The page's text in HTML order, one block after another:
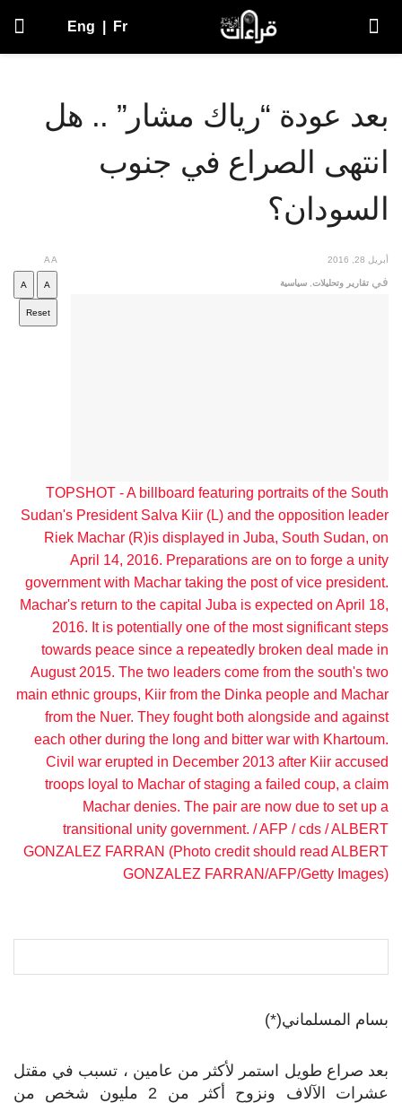
Eng Fr
بعد عودة “رياك مشار” .. هل
انتهى الصراع في جنوب
السودان؟
أبريل 28, 2016
في تقارير وتحليلات سياسية
AA
A
A
Reset
TOPSHOT - A billboard featuring portraits of the South
Sudan's President Salva Kiir (L) and the opposition leader
Riek Machar (R)is displayed in Juba, South Sudan, on
April 14, 2016. Preparations are on to forge a unity
government with Machar taking the post of vice president.
Machar's return to the capital Juba is expected on April 18,
2016. It is potentially one of the most significant steps
towards peace since a repeatedly broken deal made in
August 2015. The two leaders come from the south's two
main ethnic groups, Kiir from the Dinka people and Machar
from the Nuer. They fought both alongside and against
each other during the long and bitter war with Khartoum.
Civil war erupted in December 2013 after Kiir accused
troops loyal to Machar of staging a failed coup, a claim
Machar denies. The pair are now due to set up a
transitional unity government. / AFP / cds / ALBERT
GONZALEZ FARRAN (Photo credit should read ALBERT
GONZALEZ FARRAN/AFP/Getty Images)
بسام المسلماني(*)
بعد صراع طويل استمر لأكثر من عامين ، تسبب في مقتل
عشرات الآلاف ونزوح أكثر من 2 مليون شخص من